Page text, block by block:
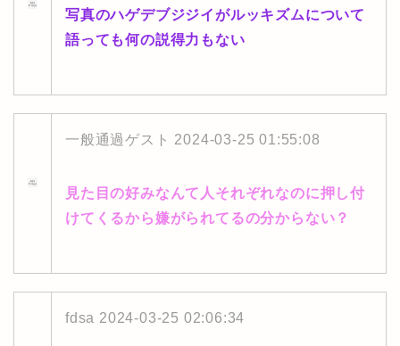
写真のハゲデブジジイがルッキズムについて
語っても何の説得力もない
一般通過ゲスト 2024-03-25 01:55:08
見た目の好みなんて人それぞれなのに押し付
けてくるから嫌がられてるの分からない？
fdsa 2024-03-25 02:06:34